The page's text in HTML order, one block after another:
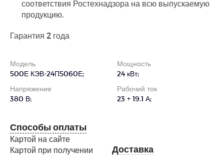
соответствия Ростехнадзора на всю выпускаемую
продукцию.
Гарантия 2 года
Модель
500Е КЭВ-24П5060Е;
Мощность
24 кВт;
Напряжение
380 В;
Рабочий ток
23 + 19.1 А;
Способы оплаты
Картой на сайте
Картой при получении
Доставка